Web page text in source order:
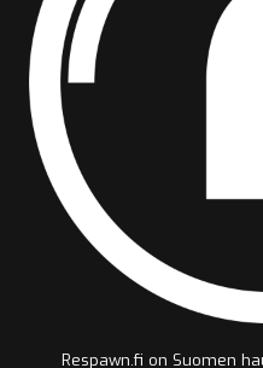
Respawn.fi on Suomen